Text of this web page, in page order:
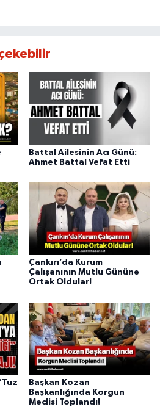
Battal Ailesinin Acı Günü:
Ahmet Battal Vefat Etti
Çankırı’da Kurum
Çalışanının Mutlu Gününe
Ortak Oldular!
Başkan Kozan
Başkanlığında Korgun
Meclisi Toplandı!